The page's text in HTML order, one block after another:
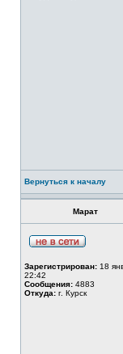
Вернуться к началу
Марат
Зарегистрирован: 18
22:42
Сообщения: 4883
Откуда: г. Курск